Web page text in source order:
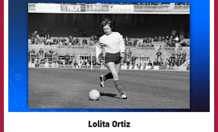
FCB Barcelona badge
Lolita Ortiz